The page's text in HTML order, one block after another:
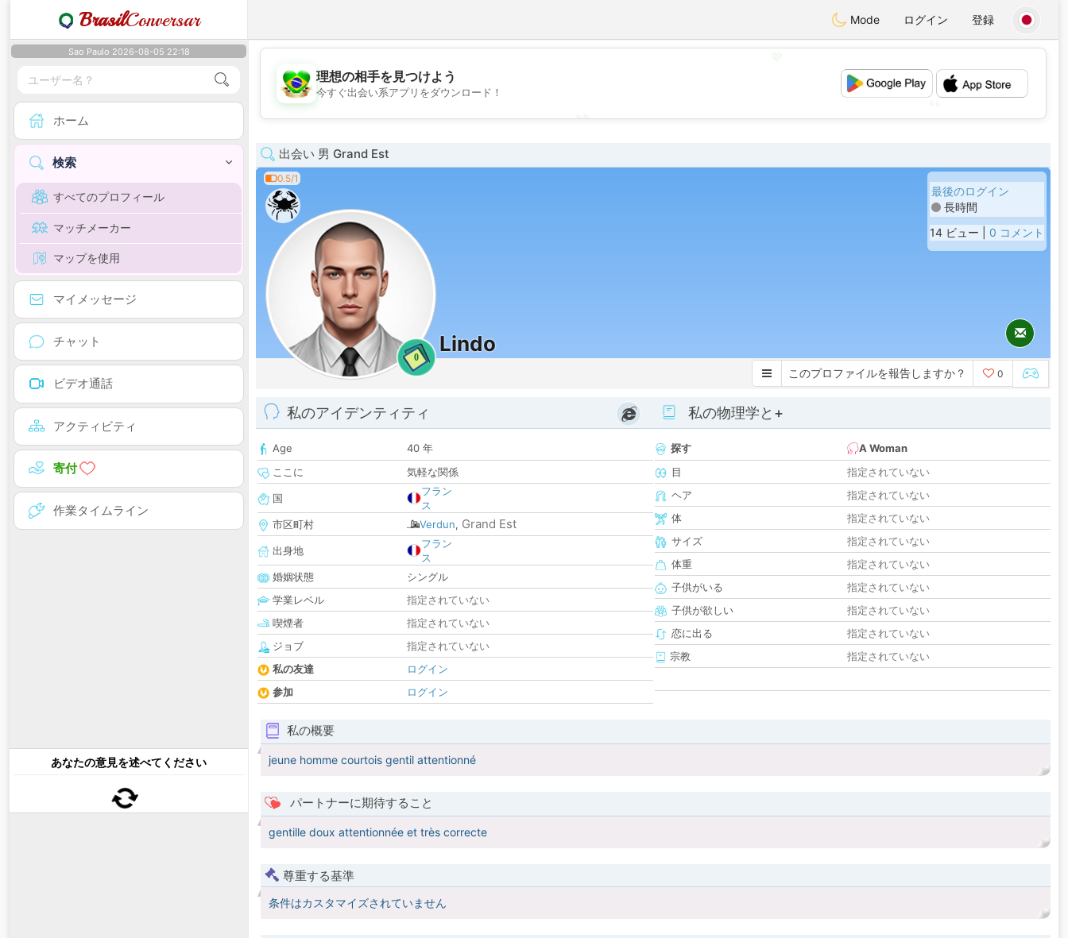
BrasilConversar Mode ログイン 登録
Sao Paulo 2026-08-05 22:18
ホーム
検索
すべてのプロフィール
マッチメーカー
マップを使用
マイメッセージ
チャット
ビデオ通話
アクティビティ
寄付
作業タイムライン
あなたの意見を述べてください
💖
💕
理想の相手を見つけよう
今すぐ出会い系アプリをダウンロード！
出会い 男 Grand Est
0.5/1
0
Lindo
最後のログイン
長時間
14 ビュー | 0 コメント
このプロファイルを報告しますか？ 0
私のアイデンティティ
Age
40 年
ここに
気軽な関係
国
フラン
ス
市区町村
Verdun, Grand Est
出身地
フラン
ス
婚姻状態
シングル
学業レベル
指定されていない
喫煙者
指定されていない
ジョブ
指定されていない
私の友達
ログイン
参加
ログイン
私の物理学と+
探す
A Woman
目
指定されていない
ヘア
指定されていない
体
指定されていない
サイズ
指定されていない
体重
指定されていない
子供がいる
指定されていない
子供が欲しい
指定されていない
恋に出る
指定されていない
宗教
指定されていない
私の概要
jeune homme courtois gentil attentionné
パートナーに期待すること
gentille doux attentionnée et très correcte
尊重する基準
条件はカスタマイズされていません